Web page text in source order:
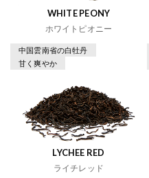
WHITE PEONY
ホワイトピオニー
中国雲南省の白牡丹
甘く爽やか
LYCHEE RED
ライチレッド